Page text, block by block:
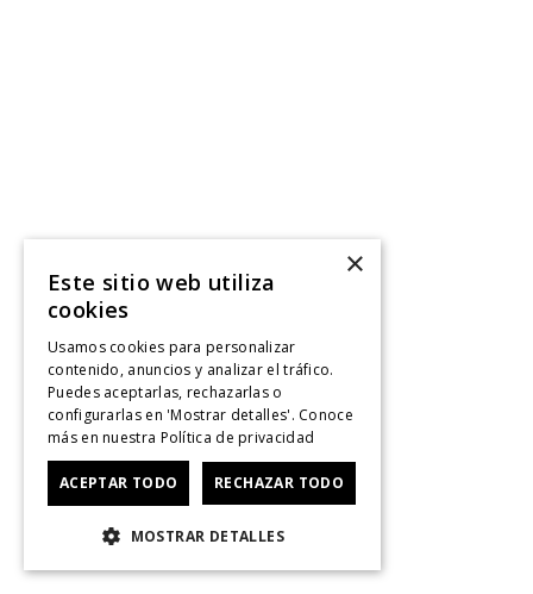
×
Este sitio web utiliza
cookies
Usamos cookies para personalizar
contenido, anuncios y analizar el tráfico.
Puedes aceptarlas, rechazarlas o
configurarlas en 'Mostrar detalles'. Conoce
más en nuestra Política de privacidad
ACEPTAR TODO RECHAZAR TODO
MOSTRAR DETALLES